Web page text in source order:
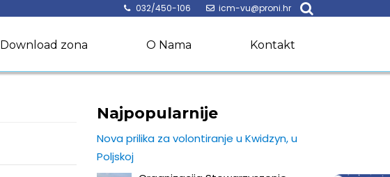
032/450-106 icm-vu@proni.hr
Download zona O Nama Kontakt
Najpopularnije
Nova prilika za volontiranje u Kwidzyn, u
Poljskoj